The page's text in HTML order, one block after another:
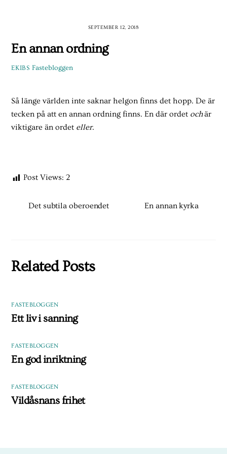
SEPTEMBER 12, 2018
En annan ordning
EKIBS Fastebloggen
Så länge världen inte saknar helgon finns det hopp. De är
tecken på att en annan ordning finns. En där ordet ochär
viktigare än ordet eller.
Post Views: 2
Det subtila oberoendet En annan kyrka
Related Posts
FASTEBLOGGEN
Ett liv i sanning
FASTEBLOGGEN
En god inriktning
FASTEBLOGGEN
Vildåsnans frihet